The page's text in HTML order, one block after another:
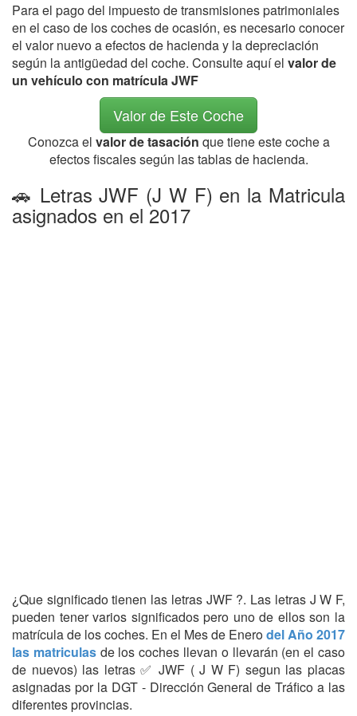
Para el pago del impuesto de transmisiones patrimoniales
en el caso de los coches de ocasión, es necesario conocer
el valor nuevo a efectos de hacienda y la depreciación
según la antigüedad del coche. Consulte aquí el valor de
un vehículo con matrícula JWF
Valor de Este Coche
Conozca el valor de tasación que tiene este coche a
efectos fiscales según las tablas de hacienda.
🚗 Letras JWF (J W F) en la Matricula
asignados en el 2017
¿Que significado tienen las letras JWF ?. Las letras J W F,
pueden tener varios significados pero uno de ellos son la
matrícula de los coches. En el Mes de Enerodel Año 2017
las matriculas de los coches llevan o llevarán (en el caso
de nuevos) las letras ✅ JWF ( J W F) segun las placas
asignadas por la DGT - Dirección General de Tráfico a las
diferentes provincias.